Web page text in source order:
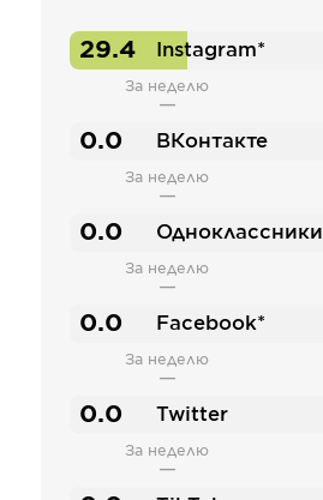
29.4 Instagram*
За неделю
—
0.0 ВКонтакте
За неделю
—
0.0 Одноклассники
За неделю
—
0.0 Facebook*
За неделю
—
0.0 Twitter
За неделю
—